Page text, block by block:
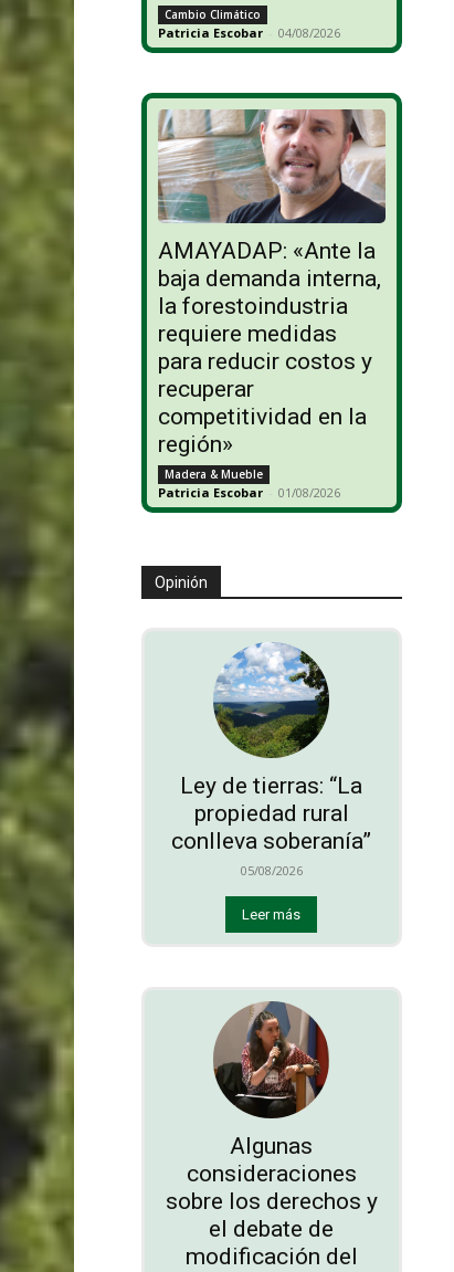
Cambio Climático
Patricia Escobar - 04/08/2026
AMAYADAP: «Ante la
baja demanda interna,
la forestoindustria
requiere medidas
para reducir costos y
recuperar
competitividad en la
región»
Madera & Mueble
Patricia Escobar - 01/08/2026
Opinión
Ley de tierras: “La
propiedad rural
conlleva soberanía”
05/08/2026
Leer más
Algunas
consideraciones
sobre los derechos y
el debate de
modificación del